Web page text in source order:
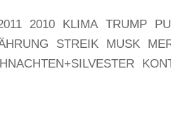
2010 KLIMA TRUMP
STREIK MUSK